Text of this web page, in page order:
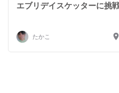
エブリデイスケッターに挑
たかこ